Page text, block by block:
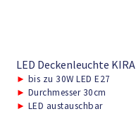
LED Deckenleuchte KIRA
► bis zu 30W LED E27
► Durchmesser 30cm
► LED austauschbar